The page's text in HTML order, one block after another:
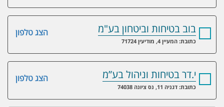
הצג טלפון בוב בטיחות וביטחון בע"מ
כתובת: המעיין 4, מודיעין 71724
הצג טלפון י.דר בטיחות וניהול בע”מ
כתובת: דגניה 11, נס ציונה 74038